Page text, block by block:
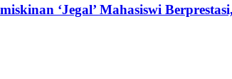
‘Jegal’ Mahasiswi